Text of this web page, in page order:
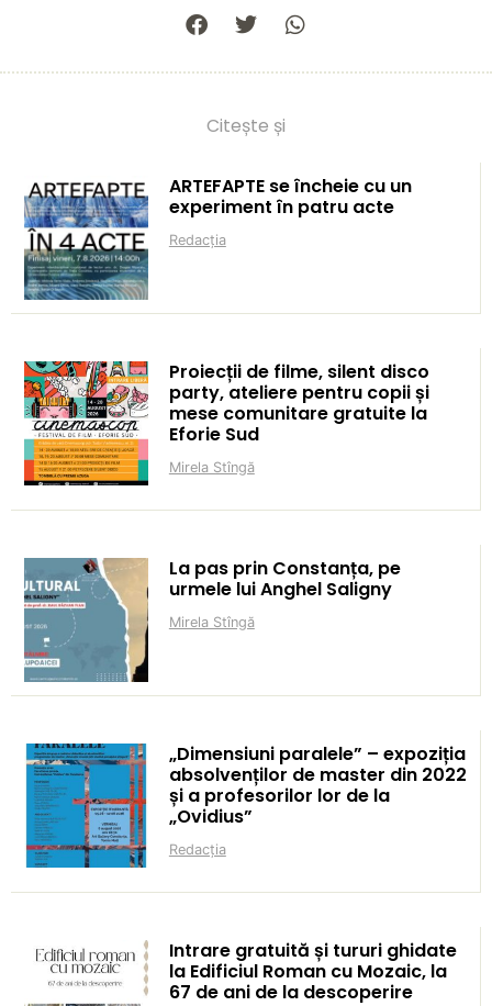
Citește și
ARTEFAPTE se încheie cu un
experiment în patru acte
Redacția
Proiecții de filme, silent disco
party, ateliere pentru copii și
mese comunitare gratuite la
Eforie Sud
Mirela Stîngă
La pas prin Constanța, pe
urmele lui Anghel Saligny
Mirela Stîngă
„Dimensiuni paralele” – expoziția
absolvenților de master din 2022
și a profesorilor lor de la
„Ovidius”
Redacția
Intrare gratuită și tururi ghidate
la Edificiul Roman cu Mozaic, la
67 de ani de la descoperire